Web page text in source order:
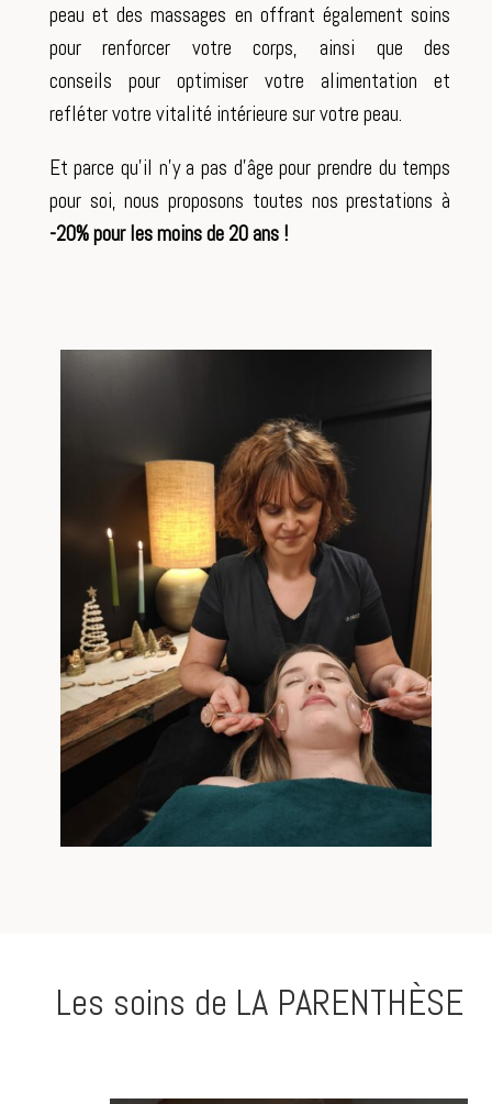
peau et des massages en offrant également soins
pour renforcer votre corps, ainsi que des
conseils pour optimiser votre alimentation et
refléter votre vitalité intérieure sur votre peau.
Et parce qu’il n’y a pas d’âge pour prendre du temps
pour soi, nous proposons toutes nos prestations à
-20% pour les moins de 20 ans !
Les soins de LA PARENTHÈSE